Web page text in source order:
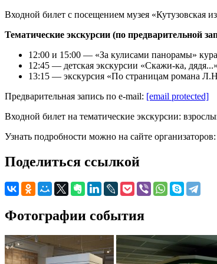
Входной билет с посещением музея «Кутузовская
Тематические экскурсии (по предварительной
12:00 и 15:00 — «За кулисами панорамы»
12:45 — детская экскурсии «Скажи-ка,
13:15 — экскурсия «По страницам романа
Предварительная запись по e-mail: [email protected]
Входной билет на тематические экскурсии:
Узнать подробности можно на сайте организаторов:
Поделиться ссылкой
Фотографии события